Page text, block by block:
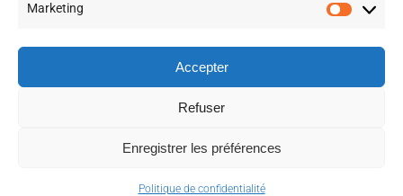
Marketing
Accepter
Refuser
Enregistrer les préférences
Politique de confidentialité
Se connecter
© Copyright 2006 -2026 Agence web id&a